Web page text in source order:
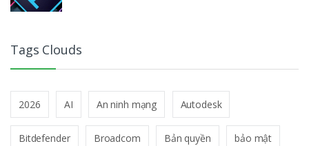
Tags Clouds
2026 AI An ninh mạng Autodesk
Bitdefender Broadcom Bản quyền bảo mật